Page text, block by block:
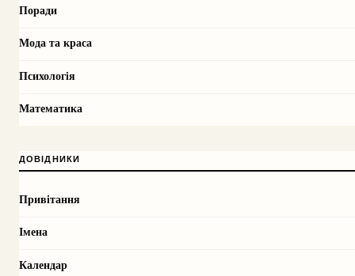
Поради
Мода та краса
Психологія
Математика
ДОВІДНИКИ
Привітання
Імена
Календар